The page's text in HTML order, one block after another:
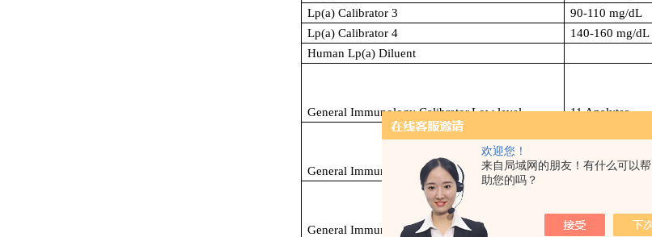
欢迎您！
来自局域网的朋友！有什么可以帮
助您的吗？
Lp(a) Calibrator 3
90-110 mg/dL
Lp(a) Calibrator 4
140-160 mg/dL
Human Lp(a) Diluent
General Immunology Calibrator,Low level 11 Analytes
General Immunology Calibrator, Medium Level 10 Analytes
General Immunology Calibrator, High Level 5 Analytes